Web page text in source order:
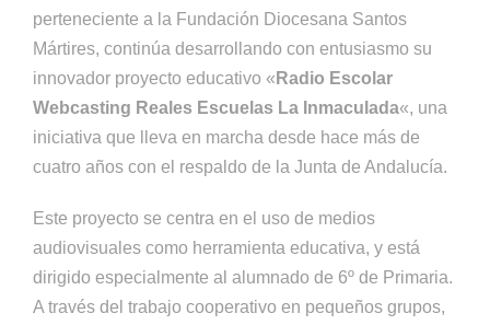
perteneciente a la Fundación Diocesana Santos
Mártires, continúa desarrollando con entusiasmo su
innovador proyecto educativo « Radio Escolar
Webcasting Reales Escuelas La Inmaculada«, una
iniciativa que lleva en marcha desde hace más de
cuatro años con el respaldo de la Junta de Andalucía.
Este proyecto se centra en el uso de medios
audiovisuales como herramienta educativa, y está
dirigido especialmente al alumnado de 6º de Primaria.
A través del trabajo cooperativo en pequeños grupos,